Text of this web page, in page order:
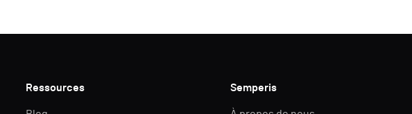
Ressources Semperis